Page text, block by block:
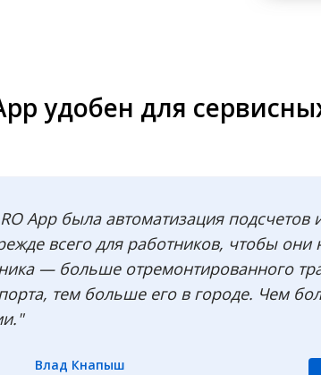
удобен для
App была автоматизация
всего для работников, чтобы
— больше отремонтированного
тем больше его в городе. Чем
Влад Кнапыш